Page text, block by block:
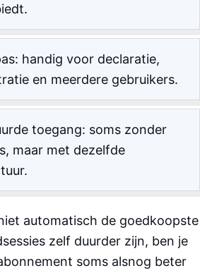
handig voor declaratie,
en meerdere gebruikers.
toegang: soms zonder
maar met dezelfde
automatisch de goedkoopste
zelf duurder zijn, ben je
soms alsnog beter